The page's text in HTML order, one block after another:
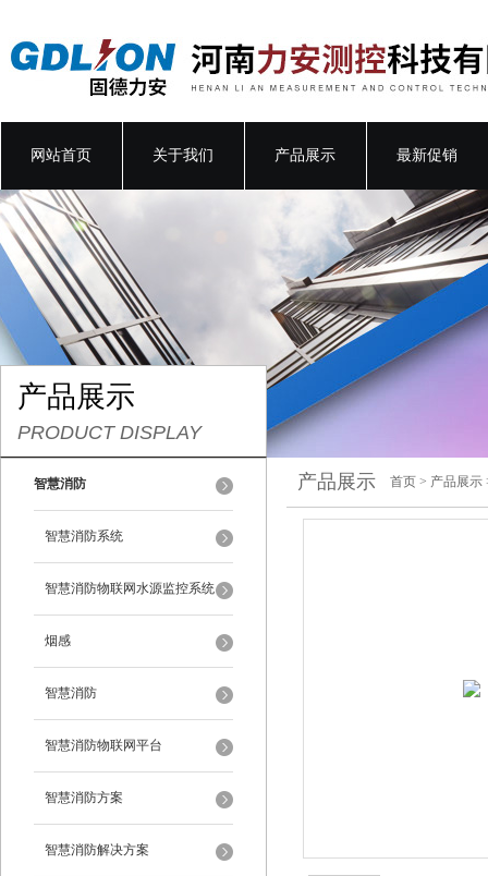
网站首页 关于我们 产品展示 最新促销
产品展示
PRODUCT DISPLAY
智慧消防
智慧消防系统
智慧消防物联网水源监控系统
烟感
智慧消防
智慧消防物联网平台
智慧消防方案
智慧消防解决方案
产品展示 首页 > 产品展示